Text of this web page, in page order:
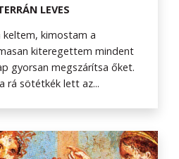
LEVES
keltem, kimostam a
kiteregettem mindent
gyorsan megszárítsa őket.
rá sötétkék lett az...